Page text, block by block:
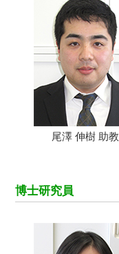
尾澤 伸樹 助教
博士研究員